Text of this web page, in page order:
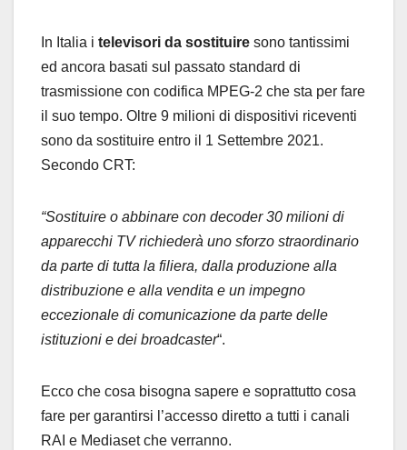
In Italia i televisori da sostituire sono tantissimi
ed ancora basati sul passato standard di
trasmissione con codifica MPEG-2 che sta per fare
il suo tempo. Oltre 9 milioni di dispositivi riceventi
sono da sostituire entro il 1 Settembre 2021.
Secondo CRT:
“Sostituire o abbinare con decoder 30 milioni di
apparecchi TV richiederà uno sforzo straordinario
da parte di tutta la filiera, dalla produzione alla
distribuzione e alla vendita e un impegno
eccezionale di comunicazione da parte delle
istituzioni e dei broadcaster“.
Ecco che cosa bisogna sapere e soprattutto cosa
fare per garantirsi l’accesso diretto a tutti i canali
RAI e Mediaset che verranno.